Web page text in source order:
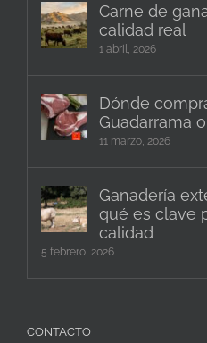
Carne de
calidad real
1 abril, 2026
Dónde
Guadarrama
11 marzo, 2026
Ganadería
qué es clave
calidad
5 febrero, 2026
CONTACTO